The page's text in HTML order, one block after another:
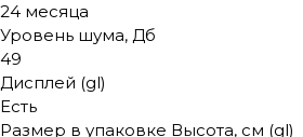
24 месяца
Уровень шума, Дб
49
Дисплей (gl)
Есть
Размер в упаковке Высота, см (gl)